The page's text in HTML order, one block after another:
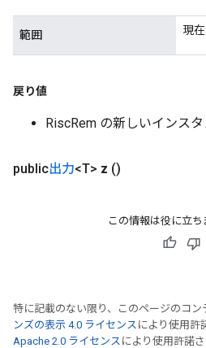
範囲 現
戻り値
RiscRem の新しいインス
public出力<T> z ()
この情報は役に立ち
特に記載のない限り、このページのコン
ンズの表示 4.0 ライセンス により使用許
Apache 2.0 ライセンス により使用許諾